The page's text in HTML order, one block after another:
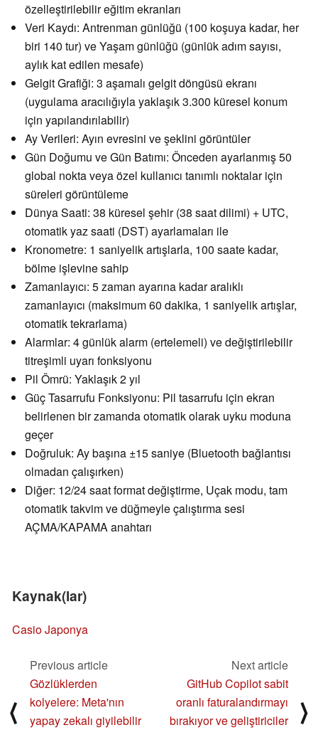
özelleştirilebilir eğitim ekranları
Veri Kaydı: Antrenman günlüğü (100 koşuya kadar, her
biri 140 tur) ve Yaşam günlüğü (günlük adım sayısı,
aylık kat edilen mesafe)
Gelgit Grafiği: 3 aşamalı gelgit döngüsü ekranı
(uygulama aracılığıyla yaklaşık 3.300 küresel konum
için yapılandırılabilir)
Ay Verileri: Ayın evresini ve şeklini görüntüler
Gün Doğumu ve Gün Batımı: Önceden ayarlanmış 50
global nokta veya özel kullanıcı tanımlı noktalar için
süreleri görüntüleme
Dünya Saati: 38 küresel şehir (38 saat dilimi) + UTC,
otomatik yaz saati (DST) ayarlamaları ile
Kronometre: 1 saniyelik artışlarla, 100 saate kadar,
bölme işlevine sahip
Zamanlayıcı: 5 zaman ayarına kadar aralıklı
zamanlayıcı (maksimum 60 dakika, 1 saniyelik artışlar,
otomatik tekrarlama)
Alarmlar: 4 günlük alarm (ertelemeli) ve değiştirilebilir
titreşimli uyarı fonksiyonu
Pil Ömrü: Yaklaşık 2 yıl
Güç Tasarrufu Fonksiyonu: Pil tasarrufu için ekran
belirlenen bir zamanda otomatik olarak uyku moduna
geçer
Doğruluk: Ay başına ±15 saniye (Bluetooth bağlantısı
olmadan çalışırken)
Diğer: 12/24 saat format değiştirme, Uçak modu, tam
otomatik takvim ve düğmeyle çalıştırma sesi
AÇMA/KAPAMA anahtarı
Kaynak(lar)
Casio Japonya
⟨
Previous article
Gözlüklerden
kolyelere: Meta'nın
yapay zekalı giyilebilir
Next article
GitHub Copilot sabit
oranlı faturalandırmayı
bırakıyor ve geliştiriciler
⟩